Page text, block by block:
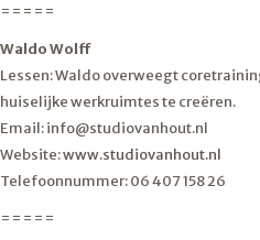
=====
Waldo Wolff
Lessen: Waldo overweegt
huiselijke werkruimtes te creëren.
Email: info@studiovanhout.nl
Website:www.studiovanhout.nl
Telefoonnummer: 06 407 158 26
=====